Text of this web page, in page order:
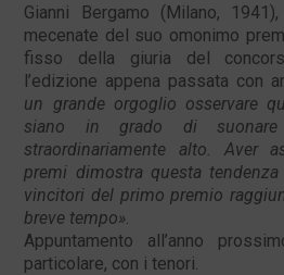
Gianni Bergamo (Milano,
mecenate del suo omonimo
fisso della giuria del
l’edizione appena passata con
un grande orgoglio osservare
siano in grado di
straordinariamente alto. Aver
premi dimostra questa
vincitori del primo premio
breve tempo»
Appuntamento all’anno
particolare, con i tenori.